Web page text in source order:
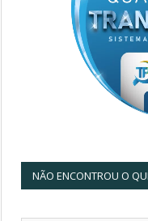
NÃO ENCONTROU O